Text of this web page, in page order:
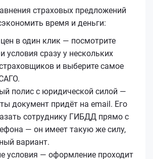
страховых предложений
время и деньги:
в один клик — посмотрите
условия сразу у нескольких
и выберите самое
полис с юридической силой —
документ придёт на email. Его
сотруднику ГИБДД прямо с
— он имеет такую же силу,
вариант.
условия — оформление проходит